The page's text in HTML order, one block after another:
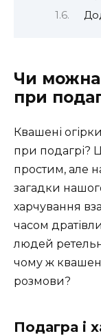
Чи можна
при
Квашені
при подагрі?
простим, але
загадки
харчування
часом
людей
чому ж
розмови?
Подагра і